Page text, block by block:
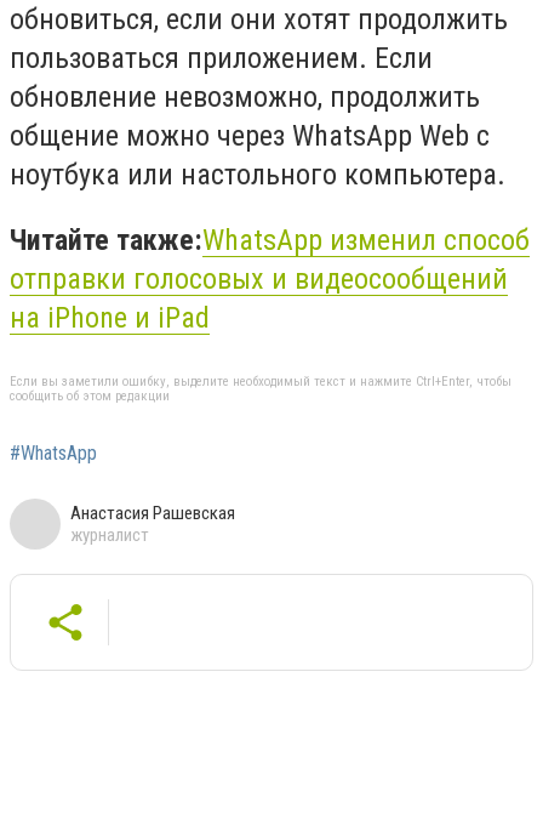
обновиться, если они хотят продолжить
пользоваться приложением. Если
обновление невозможно, продолжить
общение можно через WhatsApp Web с
ноутбука или настольного компьютера.
Читайте также:WhatsApp изменил способ
отправки голосовых и видеосообщений
на iPhone и iPad
Если вы заметили ошибку, выделите необходимый текст и нажмите Ctrl+Enter, чтобы
сообщить об этом редакции
#WhatsApp
Анастасия Рашевская
журналист